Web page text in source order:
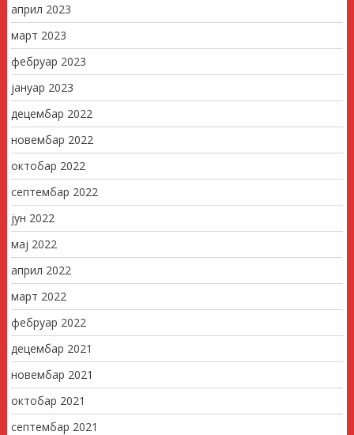
април 2023
март 2023
фебруар 2023
јануар 2023
децембар 2022
новембар 2022
октобар 2022
септембар 2022
јун 2022
мај 2022
април 2022
март 2022
фебруар 2022
децембар 2021
новембар 2021
октобар 2021
септембар 2021